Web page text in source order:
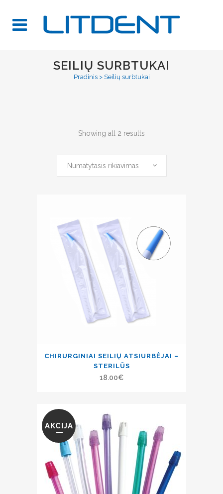
SEILIŲ SURBTUKAI
Pradinis> Seilių surbtukai
Showing all 2 results
Numatytasis rikiavimas
CHIRURGINIAI SEILIŲ ATSIURBĖJAI –
STERILŪS
18.00€
AKCIJA